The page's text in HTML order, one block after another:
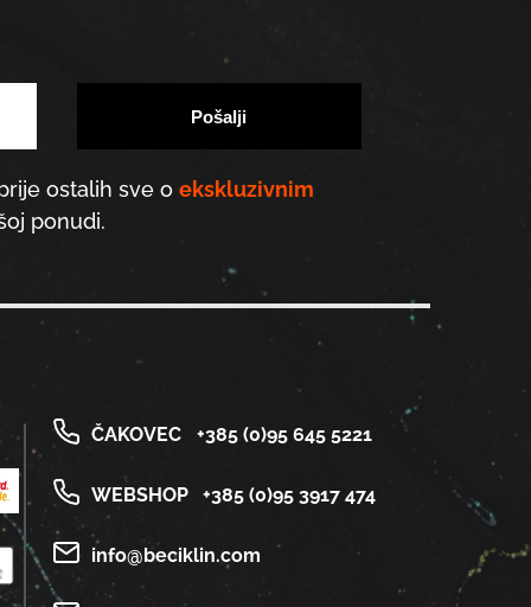
ostalih sve o ekskluzivnim
ponudi.
ČAKOVEC +385 (0)95 645 5221
WEBSHOP +385 (0)95 3917 474
info@beciklin.com